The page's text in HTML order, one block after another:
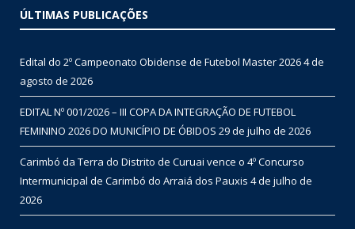
ÚLTIMAS PUBLICAÇÕES
Edital do 2º Campeonato Obidense de Futebol Master 20264 de
agosto de 2026
EDITAL Nº 001/2026 – III COPA DA INTEGRAÇÃO DE FUTEBOL
FEMININO 2026 DO MUNICÍPIO DE ÓBIDOS 29 de julho de 2026
Carimbó da Terra do Distrito de Curuai vence o 4º Concurso
Intermunicipal de Carimbó do Arraiá dos Pauxis 4 de julho de
2026